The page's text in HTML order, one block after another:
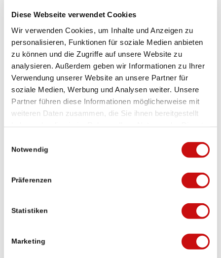
Diese Webseite verwendet Cookies
Wir verwenden Cookies, um Inhalte und Anzeigen zu
personalisieren, Funktionen für soziale Medien anbieten
zu können und die Zugriffe auf unsere Website zu
analysieren. Außerdem geben wir Informationen zu Ihrer
Verwendung unserer Website an unsere Partner für
soziale Medien, Werbung und Analysen weiter. Unsere
Partner führen diese Informationen möglicherweise mit
weiteren Daten zusammen, die Sie ihnen bereitgestellt
Notwendig
Präferenzen
Statistiken
Marketing
Kerzenleuchter von 1568 deuten auf einen früher
bestehenden Kirchenbau hin. Tatsächlich wurde
die Pfarrei erstmals in einem Dokument vom Jahre
1267 erwähnt.
LAGE UND ANREISE
Simplon Dorf ist bequem mit dem Postauto oder
dem Privatfahrzeug erreichbar.
In Simplon Dorf sind mehrere Parkplätze